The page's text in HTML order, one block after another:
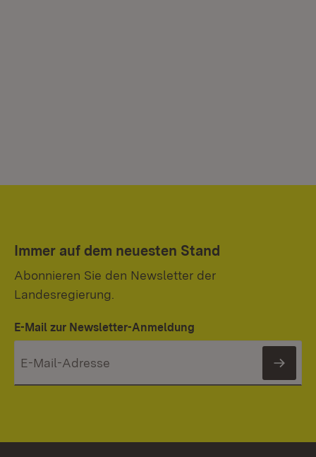
Immer auf dem neuesten Stand
Abonnieren Sie den Newsletter der
Landesregierung.
E-Mail zur Newsletter-Anmeldung